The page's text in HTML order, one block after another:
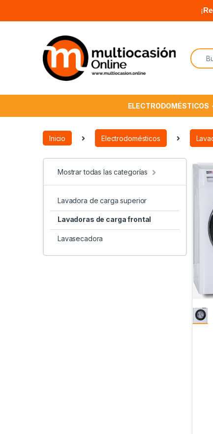
¡
ELECTRODOMÉSTICOS
Inicio Electrodomésticos
Mostrar todas las categorías
Lavadora de carga superior
Lavadoras de carga frontal
Lavasecadora